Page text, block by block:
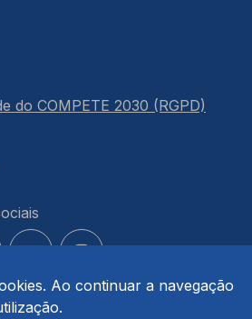
Ao continuar a navegação
do COMPETE 2030 (RGPD)